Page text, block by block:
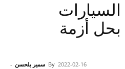
السيارات
بحل أزمة
By سمير بلحسن - 2022-02-16